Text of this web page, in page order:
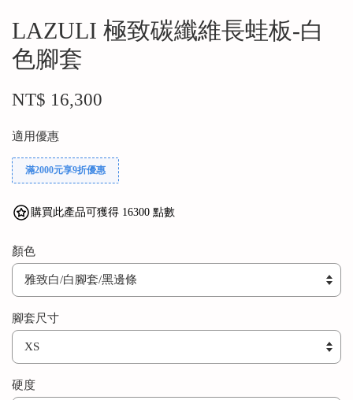
LAZULI 極致碳纖維長蛙板-白
色腳套
NT$ 16,300
適用優惠
滿2000元享9折優惠
購買此產品可獲得 16300 點數
顏色
腳套尺寸
硬度